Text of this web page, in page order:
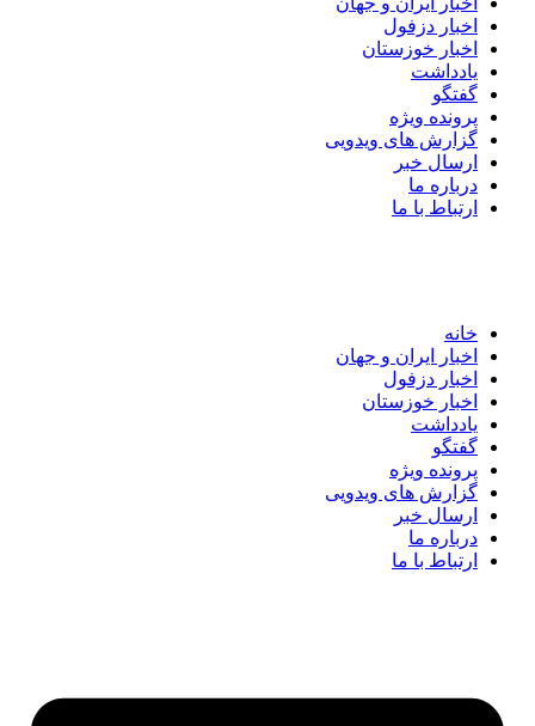
اخبار دزفول
اخبار خوزستان
یادداشت
گفتگو
پرونده ویژه
گزارش های ویدویی
ارسال خبر
درباره ما
ارتباط با ما
خانه
اخبار ایران و جهان
اخبار دزفول
اخبار خوزستان
یادداشت
گفتگو
پرونده ویژه
گزارش های ویدویی
ارسال خبر
درباره ما
ارتباط با ما